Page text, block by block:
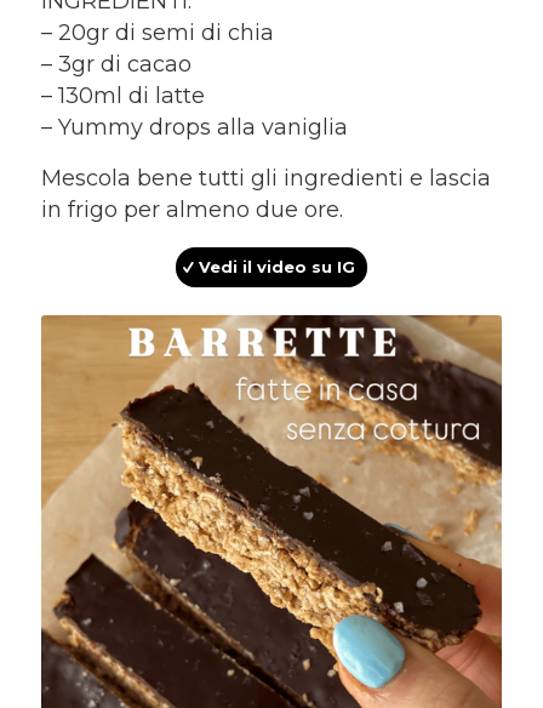
– 20gr di semi di chia
– 3gr di cacao
– 130ml di latte
– Yummy drops alla vaniglia
Mescola bene tutti gli ingredienti e lascia
in frigo per almeno due ore.
Vedi il video su IG